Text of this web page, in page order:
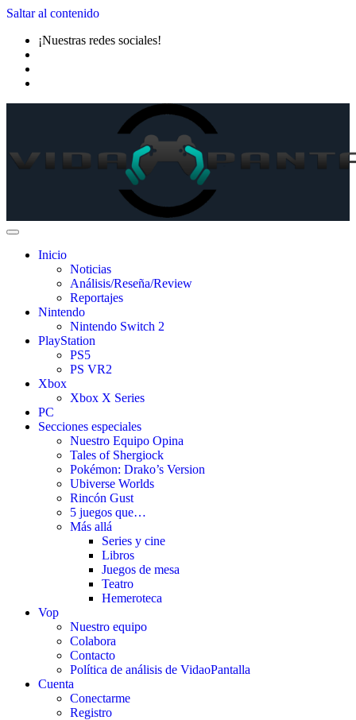
Saltar al contenido
¡Nuestras redes sociales!
Inicio
Noticias
Análisis/Reseña/Review
Reportajes
Nintendo
Nintendo Switch 2
PlayStation
PS5
PS VR2
Xbox
Xbox X Series
PC
Secciones especiales
Nuestro Equipo Opina
Tales of Shergiock
Pokémon: Drako’s Version
Ubiverse Worlds
Rincón Gust
5 juegos que…
Más allá
Series y cine
Libros
Juegos de mesa
Teatro
Hemeroteca
Vop
Nuestro equipo
Colabora
Contacto
Política de análisis de VidaoPantalla
Cuenta
Conectarme
Registro